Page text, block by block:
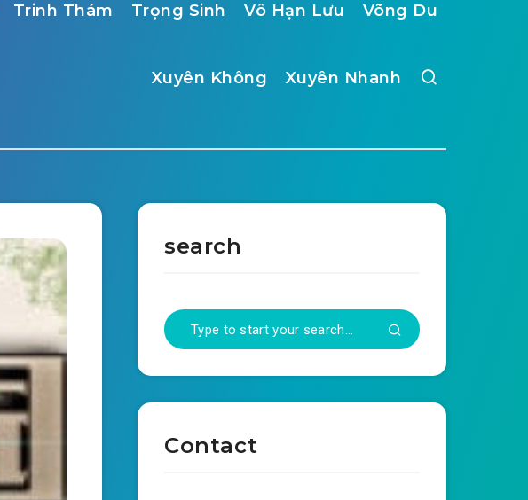
Trinh Thám Trọng Sinh Vô Hạn Lưu Võng Du
Xuyên Không Xuyên Nhanh
search
Contact